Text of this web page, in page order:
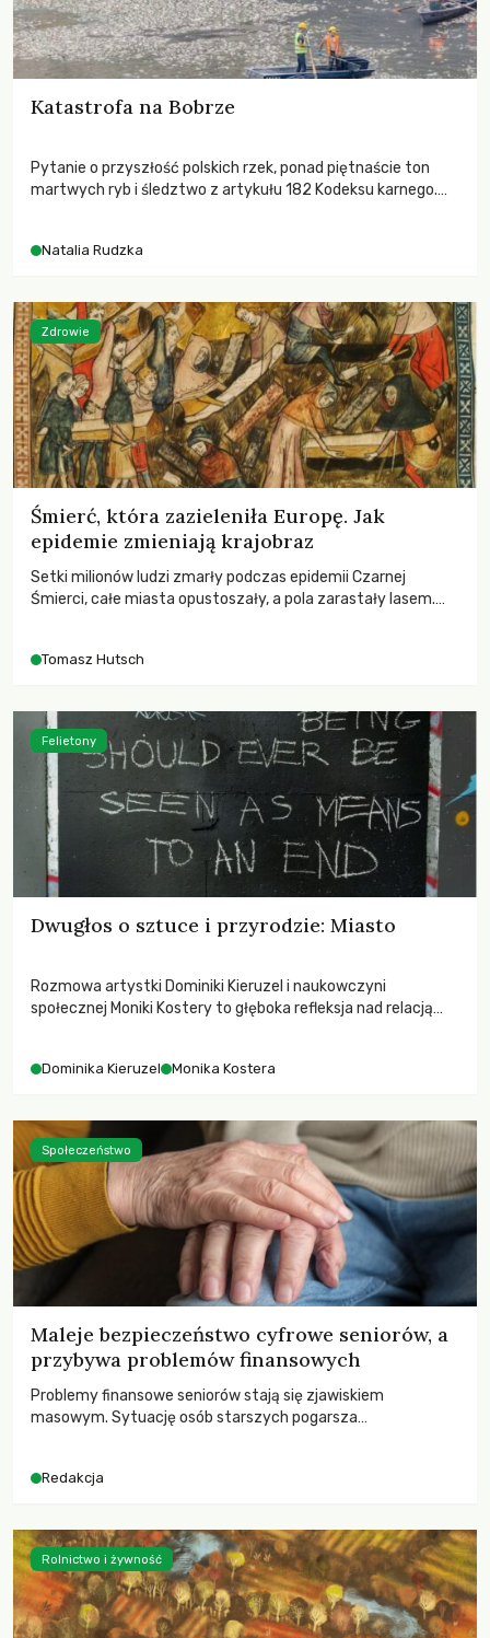
Katastrofa na Bobrze
Pytanie o przyszłość polskich rzek, ponad piętnaście ton
martwych ryb i śledztwo z artykułu 182 Kodeksu karnego.
zdarzeń prowadzących do biologicznej śmierci rzeki.
Natalia Rudzka
Śmierć, która zazieleniła Europę. Jak
epidemie zmieniają krajobraz
Setki milionów ludzi zmarły podczas epidemii Czarnej
Śmierci, całe miasta opustoszały, a pola zarastały lasem.
największych katastrof w swoich dziejach.
Tomasz Hutsch
Zdrowie
Dwugłos o sztuce i przyrodzie: Miasto
Rozmowa artystki Dominiki Kieruzel i naukowczyni
społecznej Moniki Kostery to głęboka refleksja nad relacją
Dominika Kieruzel Monika Kostera
Felietony
Maleje bezpieczeństwo cyfrowe seniorów, a
przybywa problemów finansowych
Problemy finansowe seniorów stają się zjawiskiem
masowym. Sytuację osób starszych pogarsza
Redakcja
Społeczeństwo
Rolnictwo i żywność